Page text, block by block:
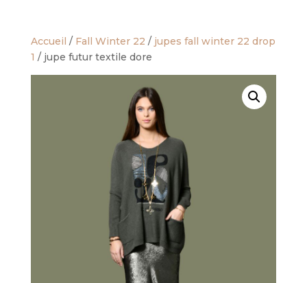
Accueil / Fall Winter 22 / jupes fall winter 22 drop
1 / jupe futur textile dore